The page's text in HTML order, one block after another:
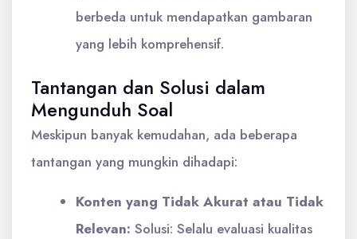
berbeda untuk mendapatkan gambaran
yang lebih komprehensif.
Tantangan dan Solusi dalam
Mengunduh Soal
Meskipun banyak kemudahan, ada beberapa
tantangan yang mungkin dihadapi:
Konten yang Tidak Akurat atau Tidak
Relevan: Solusi: Selalu evaluasi kualitas